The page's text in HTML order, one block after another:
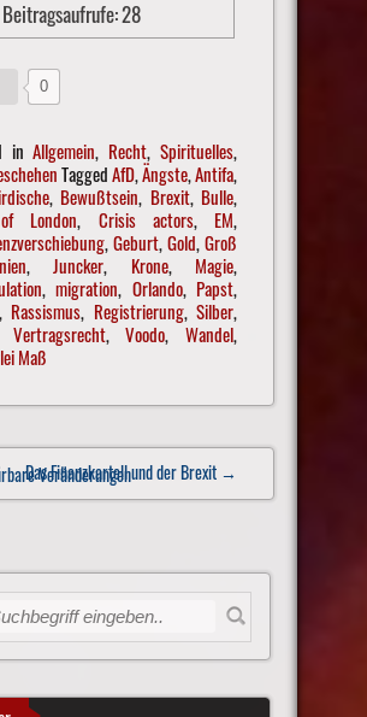
Beitragsaufrufe:28
0
inAllgemein, Recht,Spirituelles,
TaggedAfD,Ängste,Antifa,
, Bewußtsein, Brexit, Bulle,
London, Crisis actors, EM,
,Geburt,Gold,Groß
,Juncker, Krone, Magie,
,migration, Orlando, Papst,
, Rassismus, Registrierung,Silber,
Vertragsrecht,Voodo,Wandel,
Maß
Veränderungen
Das Finanzkartell und der Brexit →